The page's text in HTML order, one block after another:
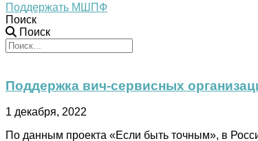
Поддержать МШПФ
Поиск
Поиск
Поддержка вич-сервисных
1 декабря, 2022
По данным проекта «Если быть точным», в